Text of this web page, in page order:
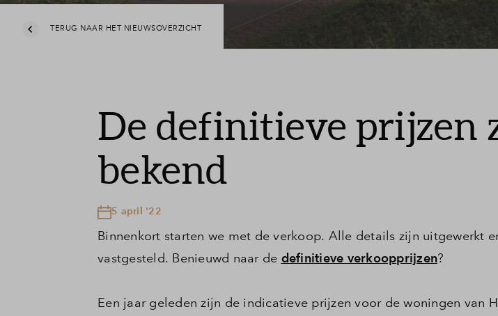
TERUG NAAR HET NIEUWSOVERZICHT
De definitieve prijzen
bekend
5 april '22
Binnenkort starten we met de verkoop. Alle details zijn uitgewerkt
vastgesteld. Benieuwd naar de definitieve verkoopprijzen?
Een jaar geleden zijn de indicatieve prijzen voor de woningen van